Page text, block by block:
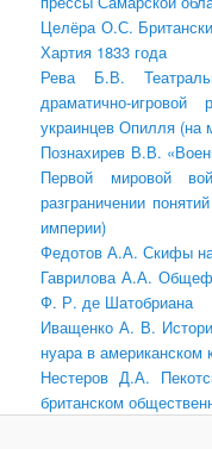
Целёра О.С.
Хартия 1833 года
Рева Б.В.
драматично-игровой
украинцев Опилля (на
Познахирев В.В.
Первой мировой
разграничении
империи)
Федотов А.А. Скифы на
Гаврилова А.А.
Ф. Р. де Шатобриана
Иващенко А. В.
нуара в американском
Нестеров Д.А.
британском